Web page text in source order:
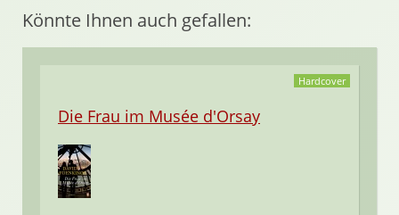
Könnte Ihnen auch gefallen:
Hardcover
Die Frau im Musée d'Orsay